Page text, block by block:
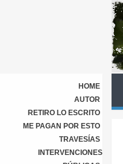
HOME
AUTOR
RETIRO LO ESCRITO
ME PAGAN POR ESTO
TRAVESÍAS
INTERVENCIONES